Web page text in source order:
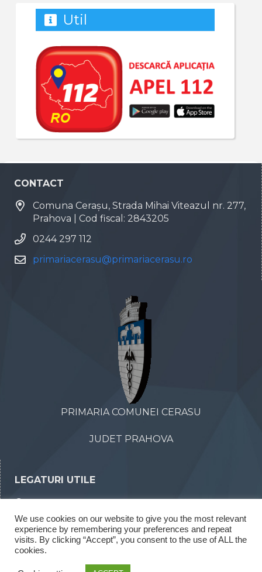
Util
CONTACT
Comuna Cerașu, Strada Mihai Viteazul nr. 277,
Prahova | Cod fiscal: 2843205
0244 297 112
primariacerasu@primariacerasu.ro
PRIMARIA COMUNEI CERASU
JUDET PRAHOVA
LEGATURI UTILE
Declaratii de interese
Rapoarte legea 52/2003
We use cookies on our website to give you the most relevant
experience by remembering your preferences and repeat
visits. By clicking “Accept”, you consent to the use of ALL the
cookies.